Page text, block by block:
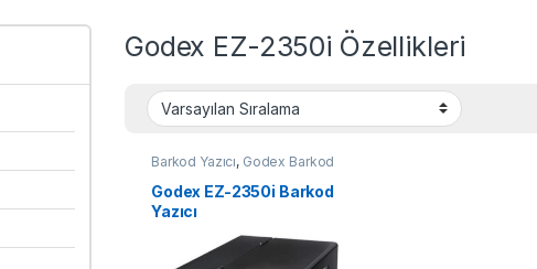
Godex EZ-2350i Özellikleri
Barkod Yazıcı, Godex Barkod
Godex EZ-2350i Barkod
Yazıcı